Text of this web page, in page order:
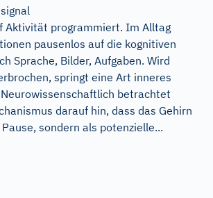
Aktivität programmiert. Im Alltag
pausenlos auf die kognitiven
Sprache, Bilder, Aufgaben. Wird
springt eine Art inneres
betrachtet
darauf hin, dass das Gehirn
sondern als potenzielle...